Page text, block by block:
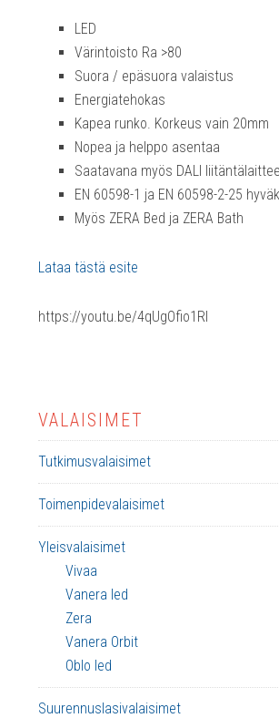
LED
Värintoisto Ra >80
Suora / epäsuora valaistus
Energiatehokas
Kapea runko. Korkeus vain 20mm
Nopea ja helppo asentaa
Saatavana myös DALI
EN 60598-1 ja EN 60598-2-25
Myös ZERA Bed ja ZERA Bath
Lataa tästä esite
https://youtu.be/4qUgOfio1RI
VALAISIMET
Tutkimusvalaisimet
Toimenpidevalaisimet
Yleisvalaisimet
Vivaa
Vanera led
Zera
Vanera Orbit
Oblo led
Suurennuslasivalaisimet